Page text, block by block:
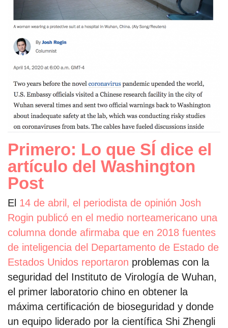
acerca
blog
contacto
Primero: Lo que SÍ dice el
artículo del Washington
Post
El 14 de abril, el periodista de opinión Josh
Rogin publicó en el medio norteamericano una
columna donde afirmaba que en 2018 fuentes
de inteligencia del Departamento de Estado de
Estados Unidos reportaron problemas con la
seguridad del Instituto de Virología de Wuhan,
el primer laboratorio chino en obtener la
máxima certificación de bioseguridad y donde
un equipo liderado por la científica Shi Zhengli